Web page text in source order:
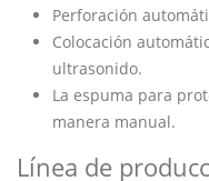
Perforación
Colocación
ultrasonido.
La espuma para
manera manual.
Línea de